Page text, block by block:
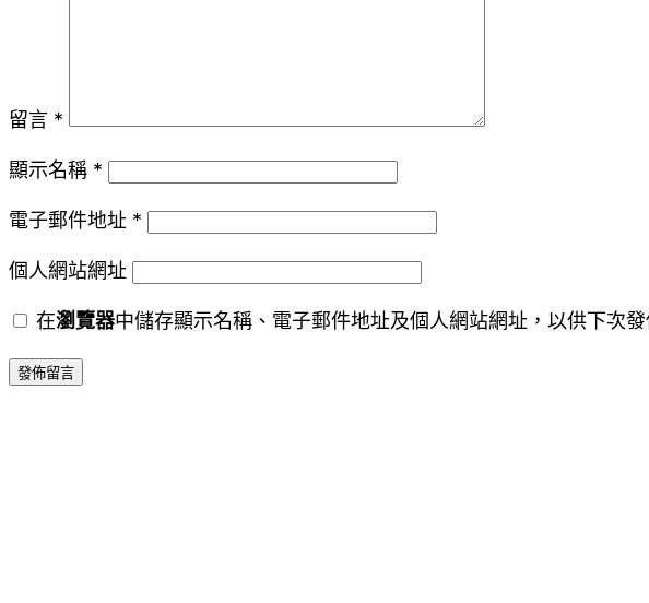
留言 *
顯示名稱 *
電子郵件地址 *
個人網站網址
在瀏覽器中儲存顯示名稱、電子郵件地址及個人網站網址，以供下次發